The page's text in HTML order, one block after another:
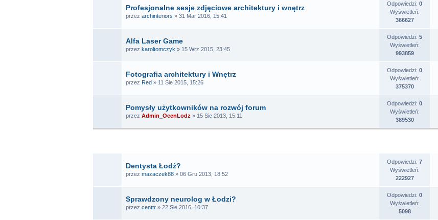
Profesjonalne sesje zdjęciowe architektury i wnętrz
przez archinteriors » 31 Mar 2016, 15:41
Odpowiedzi: 0
Wyświetleń:
366627
Alfa Laser Game
przez karoltomczyk » 15 Wrz 2015, 23:45
Odpowiedzi: 5
Wyświetleń:
993859
Fotografia architektury i Wnętrz
przez Red » 11 Sie 2015, 15:26
Odpowiedzi: 0
Wyświetleń:
375370
Pomysły użytkowników na rozwój forum
przez Admin_OcenLodz » 15 Sie 2013, 15:11
Odpowiedzi: 0
Wyświetleń:
389530
Dentysta Łodź?
przez mazaczek88 » 06 Gru 2013, 18:52
Odpowiedzi: 7
Wyświetleń:
222927
Sprawdzony neurolog w Łodzi?
przez centtr » 22 Sie 2016, 10:37
Odpowiedzi: 0
Wyświetleń:
5098